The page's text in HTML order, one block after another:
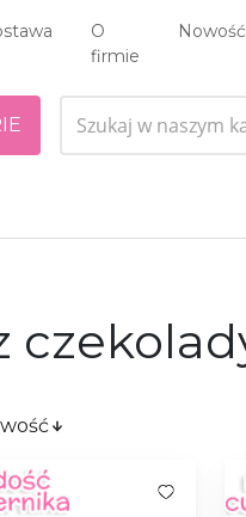
O
firmie